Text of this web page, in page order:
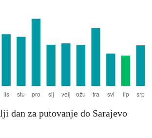
dan za putovanje do Sarajevo